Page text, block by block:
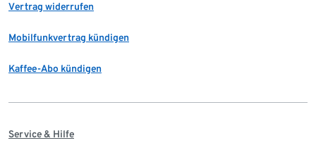
Vertrag widerrufen
Mobilfunkvertrag kündigen
Kaffee-Abo kündigen
Service & Hilfe